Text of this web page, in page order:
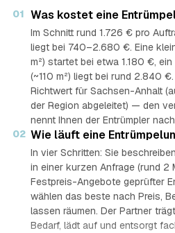
01 Was kostet eine
Im Schnitt rund 1.726 € pro
liegt bei 740–2.680 €. Eine
m²) startet bei etwa 1.180 €,
(~110 m²) liegt bei rund 2.840
Richtwert für Sachsen-Anhalt
der Region abgeleitet) — den
nennt Ihnen der Entrümpler
02 Wie läuft eine
In vier Schritten: Sie
in einer kurzen Anfrage (rund 2
Festpreis-Angebote geprüfter
wählen das beste nach Preis,
lassen räumen. Der Partner
Bedarf, lädt auf und entsorgt